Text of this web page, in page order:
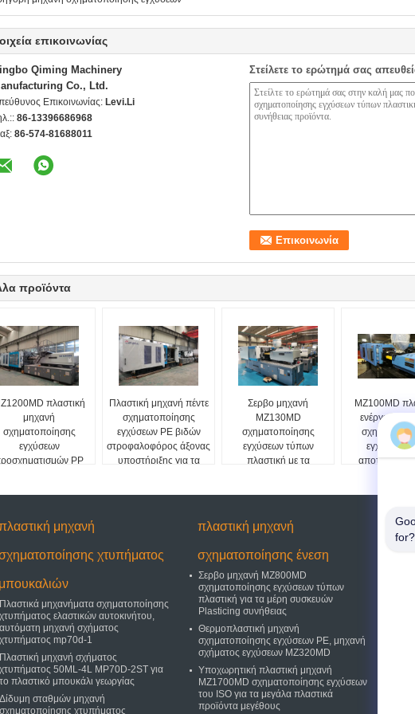
επικοινωνίας
Qiming Machinery
Co., Ltd.
Επικοινωνίας: Levi.Li
86-13396686968
86-574-81688011
Στείλετε το ερώτημά σας
προϊόντα
πλαστική
μηχανή
σχηματοποίησης
εγχύσεων
PP
Πλαστική μηχανή πέντε
σχηματοποίησης
εγχύσεων PE βιδών
στροφαλοφόρος άξονας
υποστήριξης για τα
Σερβο μηχανή
MZ130MD
σχηματοποίησης
εγχύσεων τύπων
πλαστική με τα
MZ100MD
ενέργεια
εγχύσεων -
μηχανή
χτυπήματος
Πλαστικά μηχανήματα σχηματοποίησης
χτυπήματος ελαστικών αυτοκινήτου,
αυτόματη μηχανή σχήματος
χτυπήματος mp70d-1
Πλαστική μηχανή σχήματος
χτυπήματος 50ML-4L MP70D-2ST για
το πλαστικό μπουκάλι γεωργίας
Δίδυμη σταθμών μηχανή
σχηματοποίησης χτυπήματος
πλαστική μηχανή
σχηματοποίησης ένεση
Σερβο μηχανή MZ800MD
σχηματοποίησης εγχύσεων τύπων
πλαστική για τα μέρη συσκευών
Plasticing συνήθειας
Θερμοπλαστική μηχανή
σχηματοποίησης εγχύσεων PE, μηχανή
σχήματος εγχύσεων MZ320MD
Υποχωρητική πλαστική μηχανή
MZ1700MD σχηματοποίησης εγχύσεων
του ISO για τα μεγάλα πλαστικά
προϊόντα μεγέθους
for?